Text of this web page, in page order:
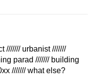
/////// urbanist ///////
parad /////// building
/////// what else?